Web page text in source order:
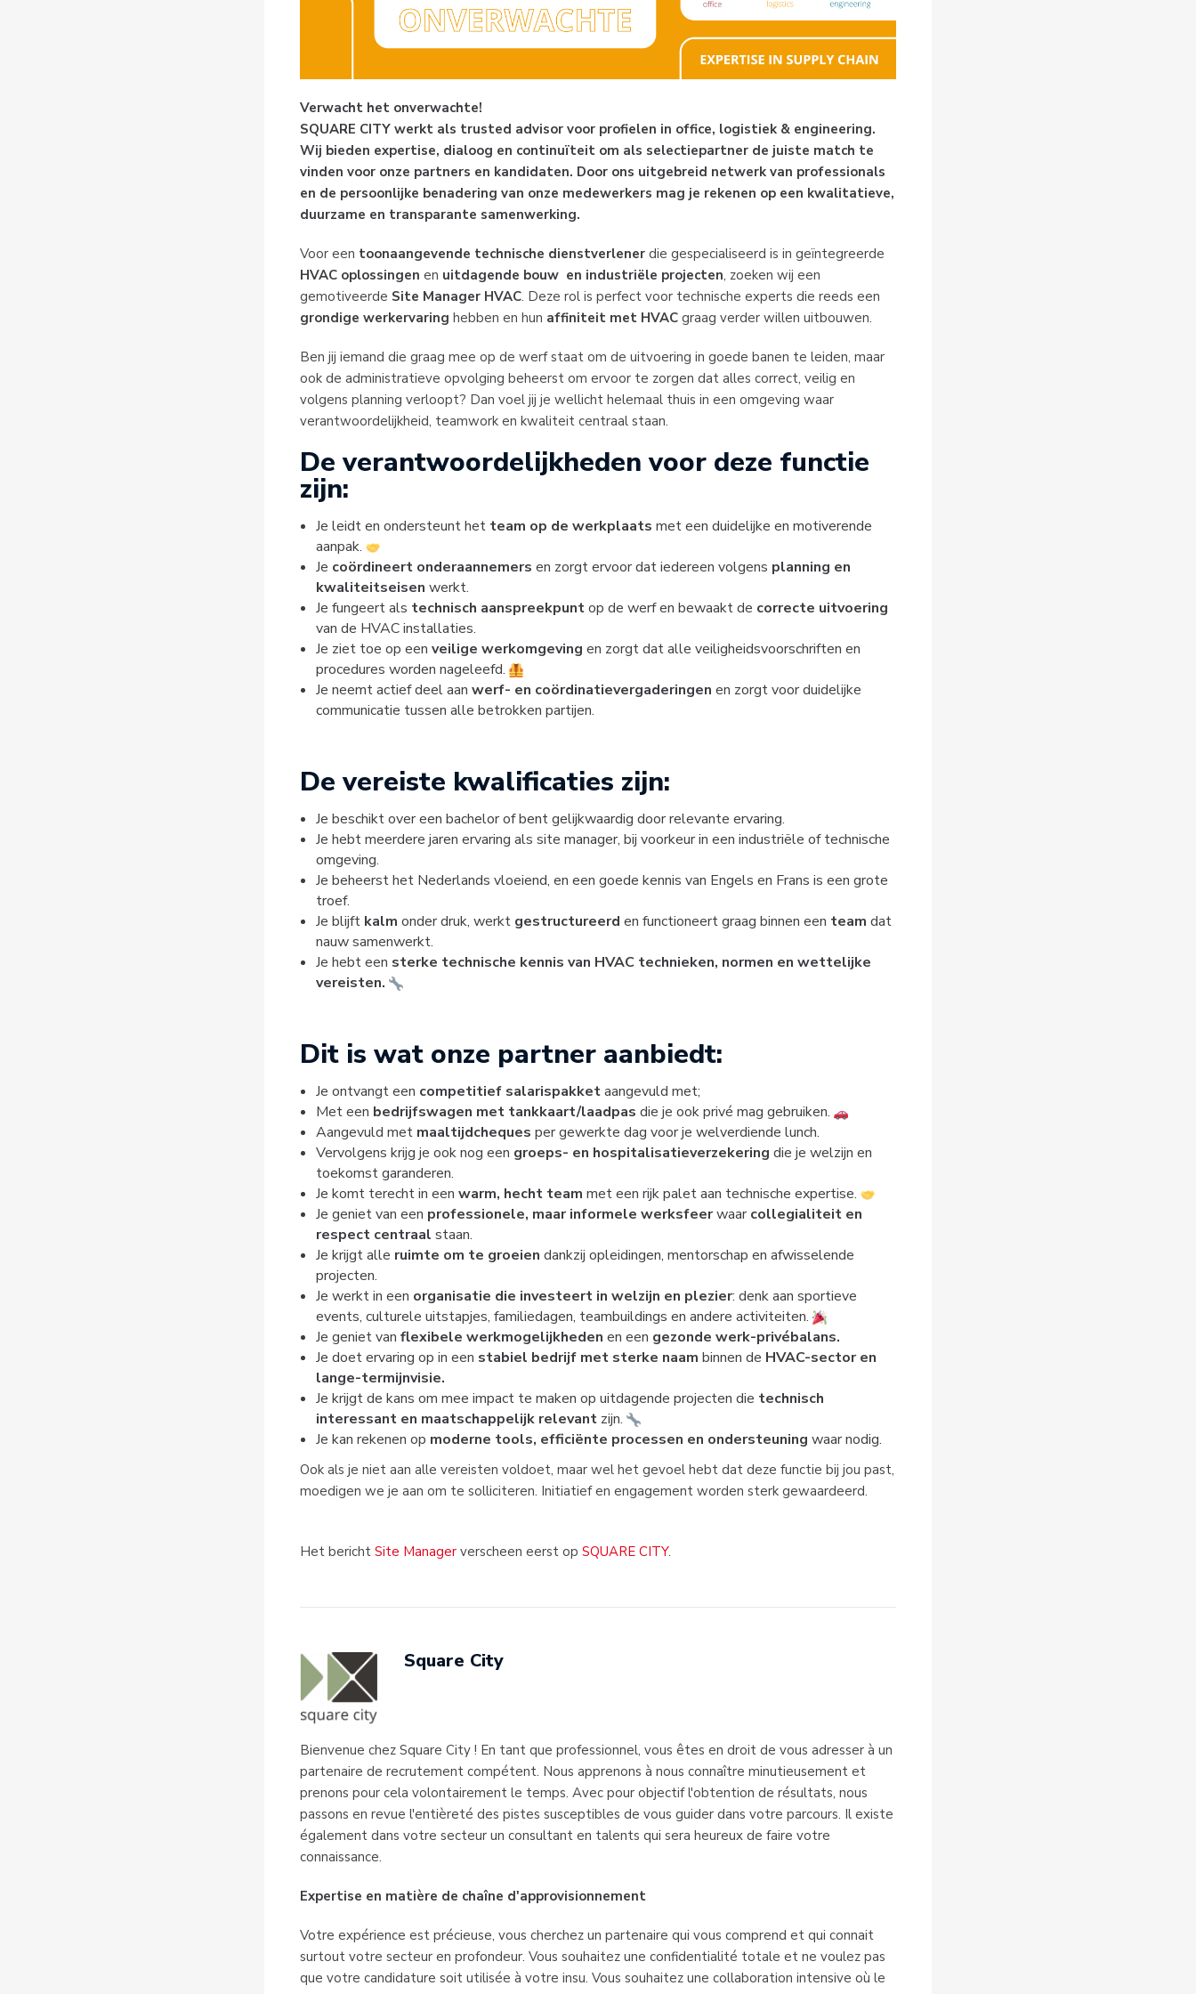
Verwacht het onverwachte!
SQUARE CITY werkt als trusted advisor voor profielen in office, logistiek & engineering.
Wij bieden expertise, dialoog en continuïteit om als selectiepartner de juiste match te
vinden voor onze partners en kandidaten. Door ons uitgebreid netwerk van professionals
en de persoonlijke benadering van onze medewerkers mag je rekenen op een kwalitatieve,
duurzame en transparante samenwerking.
Voor een toonaangevende technische dienstverlener die gespecialiseerd is in geïntegreerde
HVAC oplossingen en uitdagende bouw en industriële projecten, zoeken wij een
gemotiveerde Site Manager HVAC. Deze rol is perfect voor technische experts die reeds een
grondige werkervaring hebben en hun affiniteit met HVAC graag verder willen uitbouwen.
Ben jij iemand die graag mee op de werf staat om de uitvoering in goede banen te leiden, maar
ook de administratieve opvolging beheerst om ervoor te zorgen dat alles correct, veilig en
volgens planning verloopt? Dan voel jij je wellicht helemaal thuis in een omgeving waar
verantwoordelijkheid, teamwork en kwaliteit centraal staan.
De verantwoordelijkheden voor deze functie
zijn:
Je leidt en ondersteunt het team op de werkplaats met een duidelijke en motiverende
aanpak.
Je coördineert onderaannemers en zorgt ervoor dat iedereen volgens planning en
kwaliteitseisen werkt.
Je fungeert als technisch aanspreekpuntop de werf en bewaakt de correcte uitvoering
van de HVAC installaties.
Je ziet toe op een veilige werkomgeving en zorgt dat alle veiligheidsvoorschriften en
procedures worden nageleefd.
Je neemt actief deel aan werf- en coördinatievergaderingen en zorgt voor duidelijke
communicatie tussen alle betrokken partijen.
De vereiste kwalificaties zijn:
Je beschikt over een bachelor of bent gelijkwaardig door relevante ervaring.
Je hebt meerdere jaren ervaring als site manager, bij voorkeur in een industriële of technische
omgeving.
Je beheerst het Nederlands vloeiend, en een goede kennis van Engels en Frans is een grote
troef.
Je blijft kalm onder druk, werkt gestructureerd en functioneert graag binnen een team dat
nauw samenwerkt.
Je hebt een sterke technische kennis van HVAC technieken, normen en wettelijke
vereisten.
Dit is wat onze partner aanbiedt:
Je ontvangt een competitief salarispakketaangevuld met;
Met een bedrijfswagen met tankkaart/laadpas die je ook privé mag gebruiken.
Aangevuld met maaltijdcheques per gewerkte dag voor je welverdiende lunch.
Vervolgens krijg je ook nog een groeps- en hospitalisatieverzekering die je welzijn en
toekomst garanderen.
Je komt terecht in een warm, hecht team met een rijk palet aan technische expertise.
Je geniet van een professionele, maar informele werksfeerwaarcollegialiteit en
respect centraal staan.
Je krijgt alle ruimte om te groeien dankzij opleidingen, mentorschap en afwisselende
projecten.
Je werkt in een organisatie die investeert in welzijn en plezier: denk aan sportieve
events, culturele uitstapjes, familiedagen, teambuildings en andere activiteiten.
Je geniet van flexibele werkmogelijkheden en een gezonde werk-privébalans.
Je doet ervaring op in een stabiel bedrijf met sterke naam binnen de HVAC-sector en
lange-termijnvisie.
Je krijgt de kans om mee impact te maken op uitdagende projecten die technisch
interessant en maatschappelijk relevant zijn.
Je kan rekenen op moderne tools, efficiënte processen en ondersteuning waar nodig.
Ook als je niet aan alle vereisten voldoet, maar wel het gevoel hebt dat deze functie bij jou past,
moedigen we je aan om te solliciteren. Initiatief en engagement worden sterk gewaardeerd.
Het bericht Site Manager verscheen eerst op SQUARE CITY.
Square City
Bienvenue chez Square City ! En tant que professionnel, vous êtes en droit de vous adresser à un
partenaire de recrutement compétent. Nous apprenons à nous connaître minutieusement et
prenons pour cela volontairement le temps. Avec pour objectif l'obtention de résultats, nous
passons en revue l'entièreté des pistes susceptibles de vous guider dans votre parcours. Il existe
également dans votre secteur un consultant en talents qui sera heureux de faire votre
connaissance.
Expertise en matière de chaîne d'approvisionnement
Votre expérience est précieuse, vous cherchez un partenaire qui vous comprend et qui connait
surtout votre secteur en profondeur. Vous souhaitez une confidentialité totale et ne voulez pas
que votre candidature soit utilisée à votre insu. Vous souhaitez une collaboration intensive où le